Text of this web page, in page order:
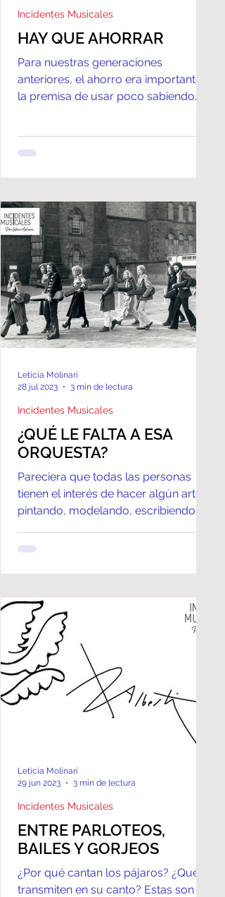
HAY QUE AHORRAR
Para nuestras generaciones
anteriores, el ahorro era importante:
la premisa de usar poco sabiendo
Incidentes Musicales
¿QUÉ LE FALTA A ESA
ORQUESTA?
Pareciera que todas las personas
tienen el interés de hacer algún arte
pintando, modelando, escribiendo y,
Incidentes Musicales
Leticia Molinari
28 jul 2023
3 min de lectura
ENTRE PARLOTEOS,
BAILES Y GORJEOS
¿Por qué cantan los pájaros? ¿Qué
transmiten en su canto? Estas son
Incidentes Musicales
Leticia Molinari
29 jun 2023
3 min de lectura